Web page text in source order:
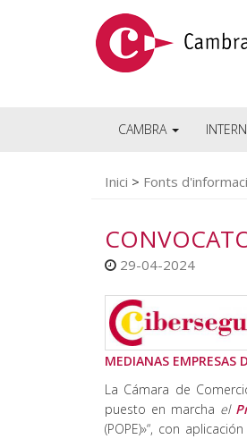
CAMBRA
Inici > Fonts
29-04-2024
MEDIANAS EMPRESAS
La Cámara de
puesto en marcha el
(POPE)»“, con